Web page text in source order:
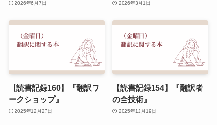
2026年6月7日 2026年3月1日
【読書記録160】『翻訳ワ
ークショップ』
2025年12月27日
【読書記録154】『翻訳者
の全技術』
2025年12月19日